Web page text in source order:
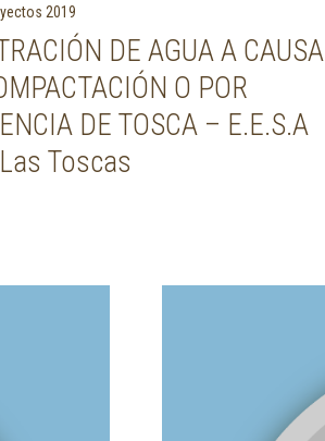
2019
DE AGUA A CAUSA
O POR
DE TOSCA – E.E.S.A
Toscas